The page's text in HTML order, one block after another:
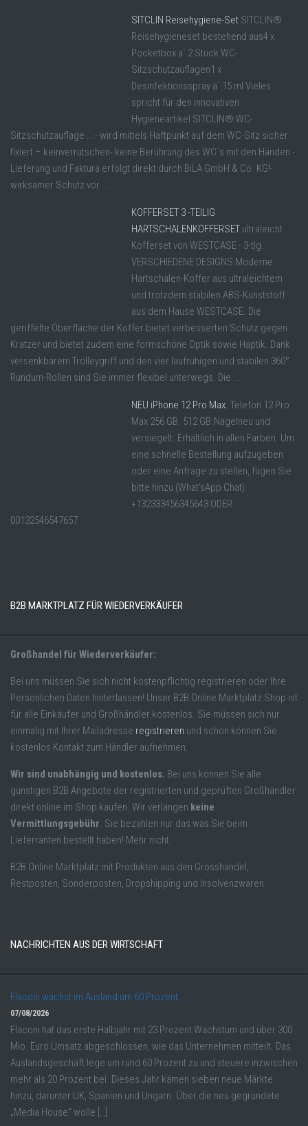
SITCLIN Reisehygiene-Set SITCLIN®
Reisehygieneset bestehend aus4 x
Pocketbox a´ 2 Stück WC-
Sitzschutzauflagen1 x
Desinfektionsspray a´ 15 ml Vieles
spricht für den innovativen
Hygieneartikel SITCLIN®:WC-
Sitzschutzauflage ...- wird mittels Haftpunkt auf dem WC-Sitz sicher
fixiert – keinverrutschen- keine Berührung des WC´s mit den Händen -
Lieferung und Faktura erfolgt direkt durch BiLA GmbH & Co. KG!-
wirksamer Schutz vor ...
KOFFERSET 3 -TEILIG
HARTSCHALENKOFFERSET ultraleicht
Kofferset von WESTCASE - 3-tlg.
VERSCHIEDENE DESIGNS Moderne
Hartschalen-Koffer aus ultraleichtem
und trotzdem stabilen ABS-Kunststoff
aus dem Hause WESTCASE. Die
geriffelte Oberfläche der Koffer bietet verbesserten Schutz gegen
Kratzer und bietet zudem eine formschöne Optik sowie Haptik. Dank
versenkbarem Trolleygriff und den vier laufruhigen und stabilen 360°
Rundum-Rollen sind Sie immer flexibel unterwegs. Die ...
NEU iPhone 12 Pro Max. Telefon 12 Pro
Max 256 GB. 512 GB.Nagelneu und
versiegelt. Erhältlich in allen Farben. Um
eine schnelle Bestellung aufzugeben
oder eine Anfrage zu stellen, fügen Sie
bitte hinzu (What'sApp Chat):
+132333456345643 ODER
00132546547657
B2B MARKTPLATZ FÜR WIEDERVERKÄUFER
Großhandel für Wiederverkäufer:
Bei uns müssen Sie sich nicht kostenpflichtig registrieren oder Ihre
Persönlichen Daten hinterlassen! Unser B2B Online Marktplatz Shop ist
für alle Einkäufer und Großhändler kostenlos. Sie müssen sich nur
einmalig mit Ihrer Mailadresse registrieren und schon können Sie
kostenlos Kontakt zum Händler aufnehmen.
Wir sind unabhängig und kostenlos. Bei uns können Sie alle
günstigen B2B Angebote der registrierten und geprüften Großhändler
direkt online im Shop kaufen. Wir verlangen keine
Vermittlungsgebühr. Sie bezahlen nur das was Sie beim
Lieferranten bestellt haben! Mehr nicht.
B2B Online Marktplatz mit Produkten aus den Grosshandel,
Restposten, Sonderposten, Dropshipping und Insolvenzwaren.
NACHRICHTEN AUS DER WIRTSCHAFT
Flaconi wächst im Ausland um 60 Prozent
07/08/2026
Flaconi hat das erste Halbjahr mit 23 Prozent Wachstum und über 300
Mio. Euro Umsatz abgeschlossen, wie das Unternehmen mitteilt. Das
Auslandsgeschäft lege um rund 60 Prozent zu und steuere inzwischen
mehr als 20 Prozent bei. Dieses Jahr kämen sieben neue Märkte
hinzu, darunter UK, Spanien und Ungarn. Über die neu gegründete
„Media House“ wolle […]